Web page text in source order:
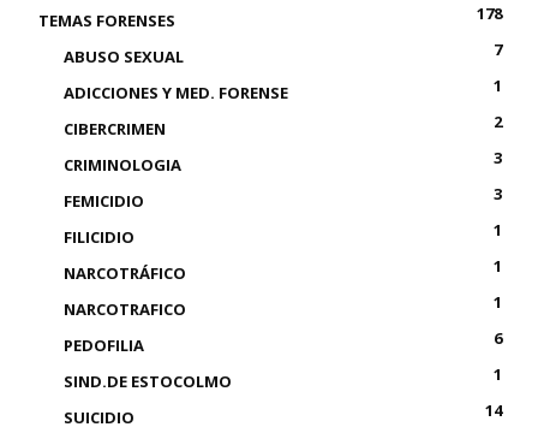
TEMAS FORENSES
178
ABUSO SEXUAL
7
ADICCIONES Y MED. FORENSE
1
CIBERCRIMEN
2
CRIMINOLOGIA
3
FEMICIDIO
3
FILICIDIO
1
NARCOTRÁFICO
1
NARCOTRAFICO
1
PEDOFILIA
6
SIND.DE ESTOCOLMO
1
SUICIDIO
14